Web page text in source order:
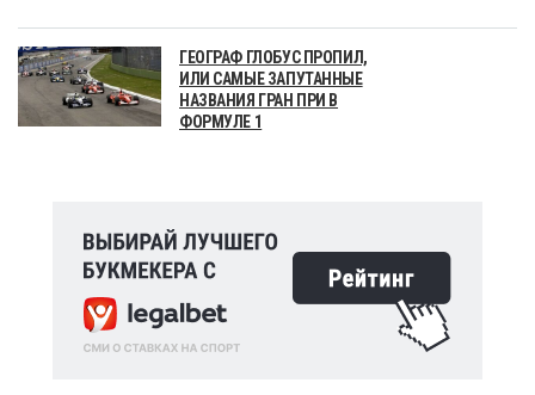
ГЕОГРАФ ГЛОБУС ПРОПИЛ,
ИЛИ САМЫЕ ЗАПУТАННЫЕ
НАЗВАНИЯ ГРАН ПРИ В
ФОРМУЛЕ 1